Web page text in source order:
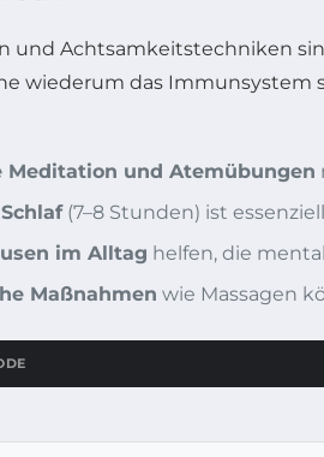
und Achtsamkeitstechniken
wiederum das
Meditation und Atemübungen
(7–8 Stunden) ist
im Alltag helfen, die
Maßnahmen wie Massagen